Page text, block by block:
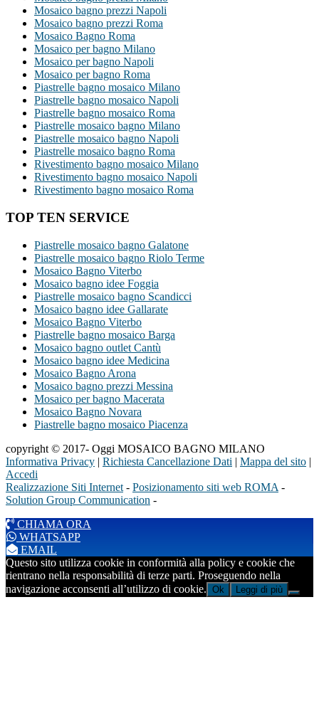
Mosaico bagno prezzi Napoli
Mosaico bagno prezzi Roma
Mosaico Bagno Roma
Mosaico per bagno Milano
Mosaico per bagno Napoli
Mosaico per bagno Roma
Piastrelle bagno mosaico Milano
Piastrelle bagno mosaico Napoli
Piastrelle bagno mosaico Roma
Piastrelle mosaico bagno Milano
Piastrelle mosaico bagno Napoli
Piastrelle mosaico bagno Roma
Rivestimento bagno mosaico Milano
Rivestimento bagno mosaico Napoli
Rivestimento bagno mosaico Roma
TOP TEN SERVICE
Piastrelle mosaico bagno Galatone
Piastrelle mosaico bagno Riolo Terme
Mosaico Bagno Viterbo
Mosaico bagno idee Foggia
Piastrelle mosaico bagno Scandicci
Mosaico bagno idee Gallarate
Mosaico Bagno Viterbo
Piastrelle bagno mosaico Barga
Mosaico bagno outlet Cantù
Mosaico bagno idee Medicina
Mosaico Bagno Arona
Mosaico bagno prezzi Messina
Mosaico per bagno Macerata
Mosaico Bagno Novara
Piastrelle bagno mosaico Piacenza
copyright © 2017- Oggi MOSAICO BAGNO MILANO
Informativa Privacy | Richiesta Cancellazione Dati | Mappa del sito |
Accedi
Realizzazione Siti Internet - Posizionamento siti web ROMA -
Solution Group Communication -
CHIAMA ORA
WHATSAPP
EMAIL
Questo sito utilizza cookie in conformità alla policy e cookie che
rientrano nella responsabilità di terze parti. Proseguendo nella
navigazione acconsenti all’utilizzo di cookie. Ok Leggi di più